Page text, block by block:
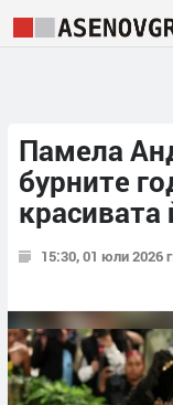
Памела
бурните
красивата
15:30, 01 юли 2026